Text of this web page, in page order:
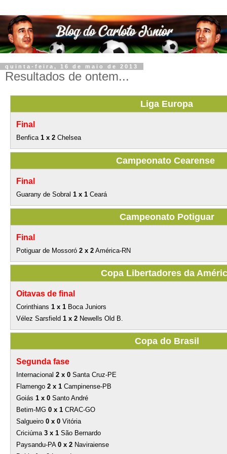
quinta-feira, 16 de maio de 2013
Resultados de ontem...
Liga Europa
Final
Benfica1 x 2Chelsea
Campeonato Cearense
Final
Guarany de Sobral 1 x 1Ceará
Campeonato Potiguar
Final
Potiguar de Mossoró 2 x 2América-RN
Copa Libertadores da
Oitavas de final
Corinthians 1 x 1 Boca Juniors
Vélez Sarsfield 1 x 2Newells Old B.
Copa do Brasil
Segunda fase
Internacional 2 x 0Santa Cruz-PE
Flamengo 2 x 1Campinense-PB
Goiás 1 x 0Santo André
Betim-MG 0 x 1CRAC-GO
Salgueiro 0 x 0Vitória
Criciúma3 x 1 São Bernardo
Paysandu-PA 0 x 2Naviraiense